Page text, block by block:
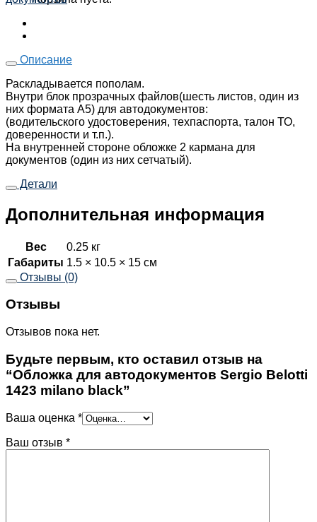
Описание
Раскладывается пополам.
Внутри блок прозрачных файлов(шесть листов, один из
них формата А5) для автодокументов:
(водительского удостоверения, техпаспорта, талон ТО,
доверенности и т.п.).
На внутренней стороне обложке 2 кармана для
документов (один из них сетчатый).
Детали
Дополнительная информация
Вес
0.25 кг
Габариты 1.5 × 10.5 × 15 см
Отзывы (0)
Отзывы
Отзывов пока нет.
Будьте первым, кто оставил отзыв на
“Обложка для автодокументов Sergio Belotti
1423 milano black”
Ваша оценка *
Ваш отзыв *